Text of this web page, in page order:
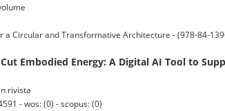
a Circular and Transformative Architecture - (978-84-
Embodied Energy: A Digital AI Tool to
rivista
- wos: (0) - scopus: (0)